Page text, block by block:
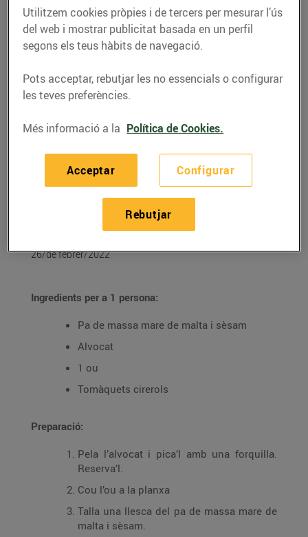
Esmorzar energètic
26/de febrer/2022
Ingredients per a 1 persona:
Pa de massa mare de malta i sèsam
Alvocat
1 ou
Tomàquets cirerols
Preparació:
Pela l’alvocat i pica’l amb una forquilla.
Reserva’l.
Cou l’ou a la planxa
Talla una llesca del pa de massa mare de
malta i sèsam.
Utilitzem cookies pròpies i de tercers per mesurar l’ús
del web i mostrar publicitat basada en un perfil
segons els teus hàbits de navegació.
Pots acceptar, rebutjar les no essencials o configurar
les teves preferències.
Més informació a la Política de Cookies.
Configurar
Rebutjar
Acceptar